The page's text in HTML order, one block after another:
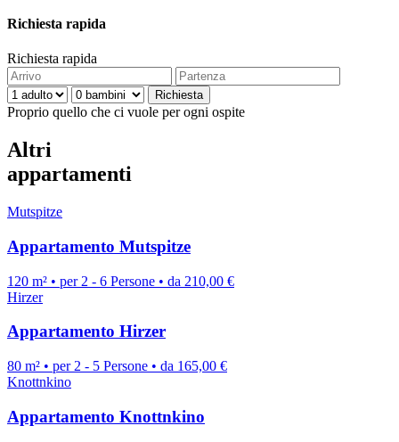
Richiesta rapida
Richiesta rapida
Proprio quello che ci vuole per ogni ospite
Altri
appartamenti
Mutspitze
Appartamento Mutspitze
120 m² • per 2 - 6 Persone • da 210,00 €
Hirzer
Appartamento Hirzer
80 m² • per 2 - 5 Persone • da 165,00 €
Knottnkino
Appartamento Knottnkino